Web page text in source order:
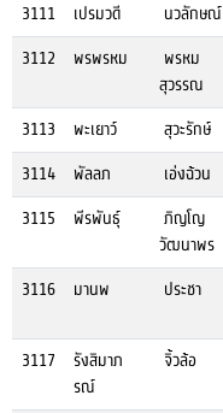
3111 เปรมวดี นวลักษณ์
3112
พรพรหม
พรหม
สุวรรณ
3113 พะเยาว์ สุวะรักษ์
3114
พัลลภ เอ่งฉ้วน
3115
พีรพันธุ์
ภิญโญ
วัฒนาพร
3116 มานพ ประชา
3117
รังสิมาภ
รณ์
จิ้วล้อ